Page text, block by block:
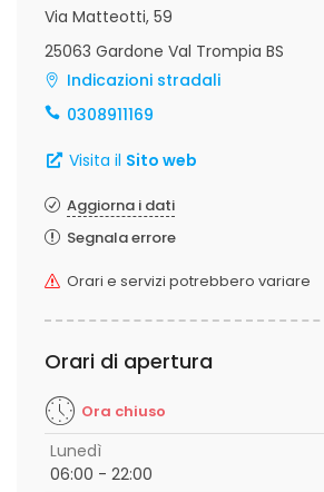
Via Matteotti, 59
25063 Gardone Val Trompia BS
Indicazioni stradali
0308911169
Visita il Sito web
Aggiorna i dati
Segnala errore
Orari e servizi potrebbero variare
Orari di apertura
Ora chiuso
Lunedì
06:00 - 22:00